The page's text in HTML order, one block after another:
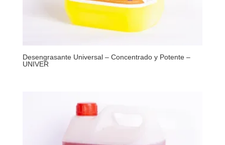
Desengrasante Universal – Concentrado y Potente –
UNIVER